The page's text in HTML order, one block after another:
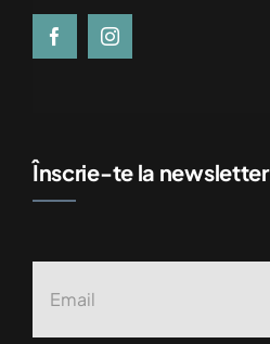
Înscrie-te la newsletter